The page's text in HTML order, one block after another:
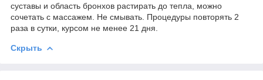
суставы и область бронхов растирать до тепла, можно
сочетать с массажем. Не смывать. Процедуры повторять 2
раза в сутки, курсом не менее 21 дня.
Скрыть